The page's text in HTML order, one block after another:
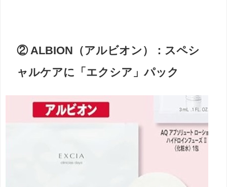
② ALBION（アルビオン）：スペシ
ャルケアに「エクシア」パック